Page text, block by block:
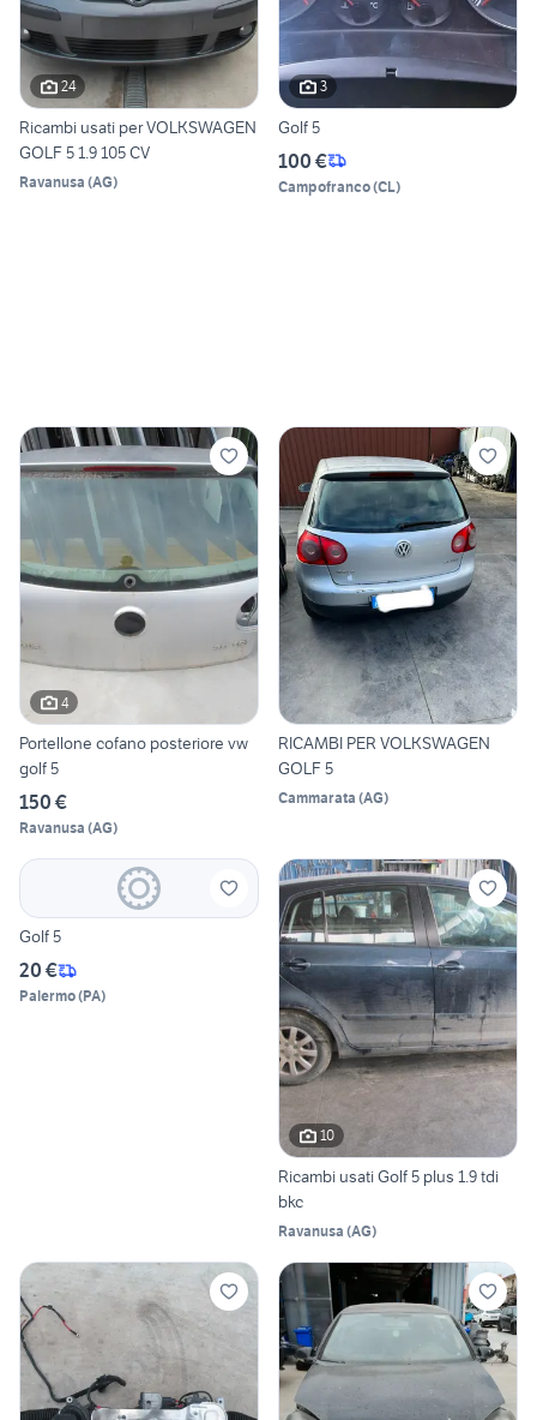
24
Ricambi usati per VOLKSWAGEN
GOLF 5 1.9 105 CV
Ravanusa (AG)
3
Golf 5
100 €
Campofranco(CL)
4
Portellone cofano posteriore vw
golf 5
150 €
Ravanusa (AG)
RICAMBI PER VOLKSWAGEN
GOLF 5
Cammarata (AG)
Golf 5
20 €
Palermo(PA)
10
Ricambi usati Golf 5 plus 1.9 tdi
bkc
Ravanusa (AG)